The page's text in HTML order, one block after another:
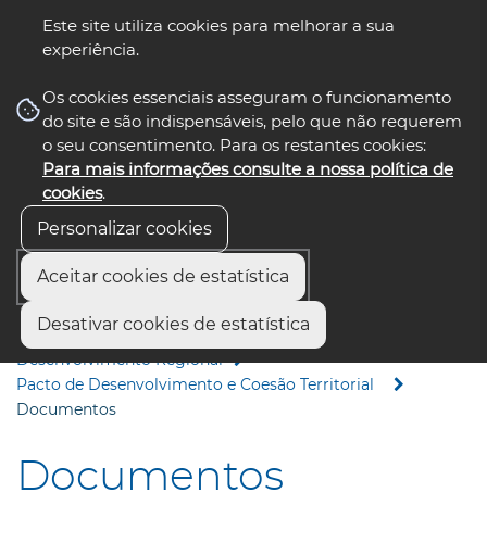
Este site utiliza cookies para melhorar a sua
experiência.
Os cookies essenciais asseguram o funcionamento
do site e são indispensáveis, pelo que não requerem
o seu consentimento. Para os restantes cookies:
Para mais informações consulte a nossa política de
cookies.
Personalizar cookies
Aceitar cookies de estatística
Desativar cookies de estatística
nos select language
Início
Desenvolvimento Regional e Economia
Desenvolvimento Regional
Pacto de Desenvolvimento e Coesão Territorial
Documentos
Documentos